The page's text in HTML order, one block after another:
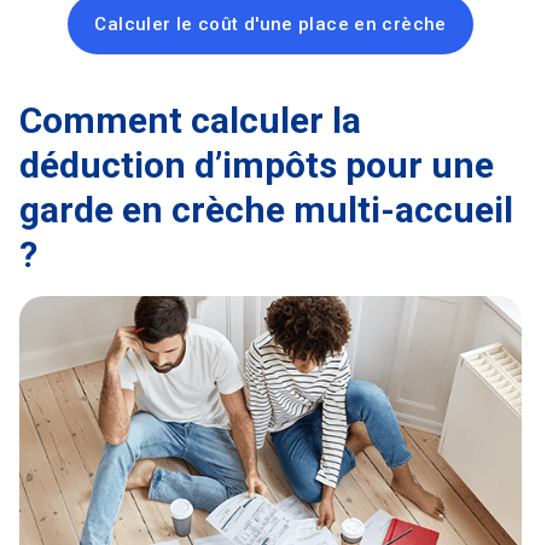
Calculer le coût d'une place en crèche
Comment calculer la
déduction d’impôts pour une
garde en crèche multi-accueil
?